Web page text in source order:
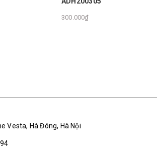
300.000₫
Vesta, Hà Đông, Hà Nội